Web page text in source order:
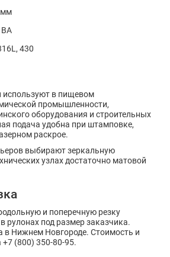
мм
430
в пищевом
промышленности,
оборудования и строительных
подача удобна при штамповке,
раскрое.
выбирают зеркальную
узлах достаточно матовой
и поперечную резку
рулонах под размер заказчика.
в Нижнем Новгороде. Стоимость и
(800) 350-80-95.